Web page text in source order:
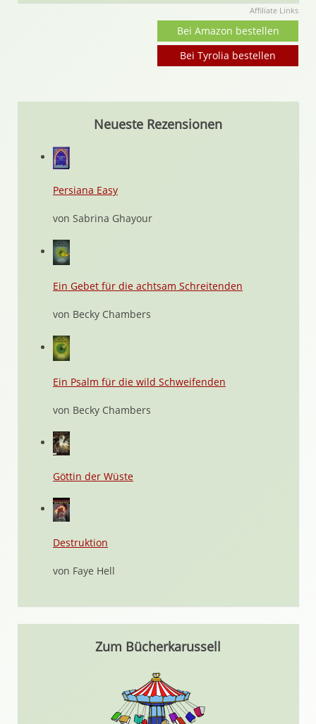
Affiliate Links
Bei Amazon bestellen
Bei Tyrolia bestellen
Neueste Rezensionen
Persiana Easy
von Sabrina Ghayour
Ein Gebet für die achtsam Schreitenden
von Becky Chambers
Ein Psalm für die wild Schweifenden
von Becky Chambers
Göttin der Wüste
Destruktion
von Faye Hell
Zum Bücherkarussell